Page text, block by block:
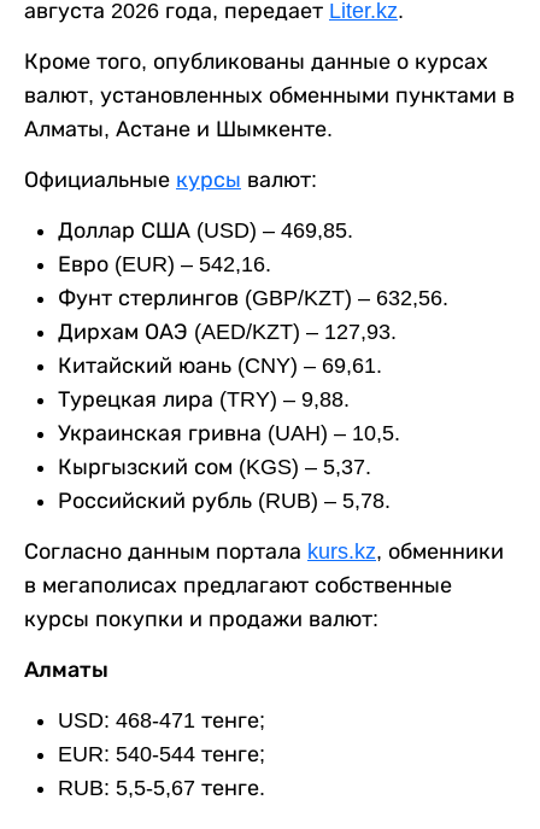
августа 2026 года, передает Liter.kz.
Кроме того, опубликованы данные о курсах
валют, установленных обменными пунктами в
Алматы, Астане и Шымкенте.
Официальные курсы валют:
Доллар США (USD) – 469,85.
Евро (EUR) – 542,16.
Фунт стерлингов (GBP/KZT) – 632,56.
Дирхам ОАЭ (AED/KZT) – 127,93.
Китайский юань (CNY) – 69,61.
Турецкая лира (TRY) – 9,88.
Украинская гривна (UAH) – 10,5.
Кыргызский сом (KGS) – 5,37.
Российский рубль (RUB) – 5,78.
Согласно данным портала kurs.kz, обменники
в мегаполисах предлагают собственные
курсы покупки и продажи валют:
Алматы
USD: 468-471 тенге;
EUR: 540-544 тенге;
RUB: 5,5-5,67 тенге.